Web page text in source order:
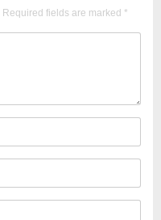
Required fields are marked *